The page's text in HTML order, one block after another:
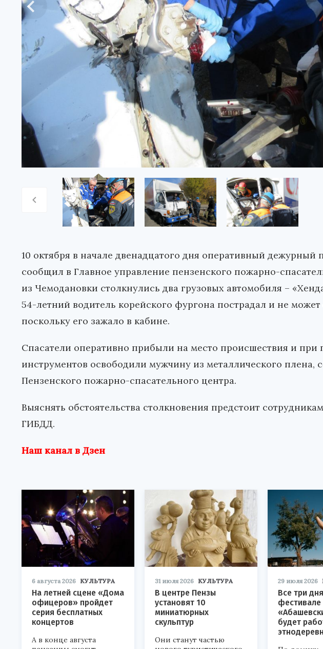
10 октября в начале двенадцатого дня оперативный дежурный
сообщил в Главное управление пензенского пожарно-
из Чемодановки столкнулись два грузовых автомобиля –
54-летний водитель корейского фургона пострадал и не может
поскольку его зажало в кабине.
Спасатели оперативно прибыли на место происшествия и
инструментов освободили мужчину из металлического плена,
Пензенского пожарно-спасательного центра.
Выяснять обстоятельства столкновения предстоит
ГИБДД.
Наш канал в Дзен
6 августа 2026 КУЛЬТУРА
На летней сцене «Дома
офицеров» пройдет
серия бесплатных
концертов
А в конце августа
31 июля 2026 КУЛЬТУРА
В центре Пензы
установят 10
миниатюрных
скульптур
Они станут частью
29 июля 2026
Все три
фестивале
будет